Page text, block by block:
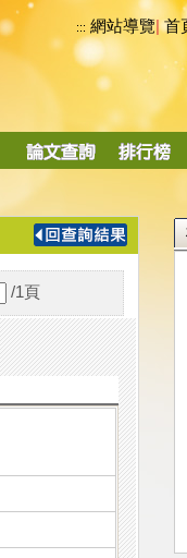
::: 網站導覽|首
導
/1 頁